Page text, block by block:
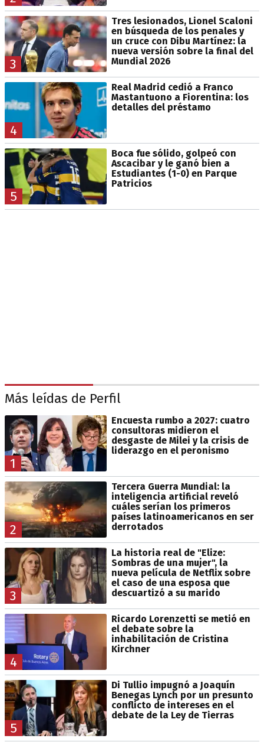
3
Tres lesionados, Lionel Scaloni
en búsqueda de los penales y
un cruce con Dibu Martínez: la
nueva versión sobre la final del
Mundial 2026
4
Real Madrid cedió a Franco
Mastantuono a Fiorentina: los
detalles del préstamo
5
Boca fue sólido, golpeó con
Ascacibar y le ganó bien a
Estudiantes (1-0) en Parque
Patricios
Más leídas de Perfil
1
Encuesta rumbo a 2027: cuatro
consultoras midieron el
desgaste de Milei y la crisis de
liderazgo en el peronismo
2
Tercera Guerra Mundial: la
inteligencia artificial reveló
cuáles serían los primeros
países latinoamericanos en ser
derrotados
3
La historia real de "Elize:
Sombras de una mujer", la
nueva película de Netflix sobre
el caso de una esposa que
descuartizó a su marido
4
Ricardo Lorenzetti se metió en
el debate sobre la
inhabilitación de Cristina
Kirchner
5
Di Tullio impugnó a Joaquín
Benegas Lynch por un presunto
conflicto de intereses en el
debate de la Ley de Tierras